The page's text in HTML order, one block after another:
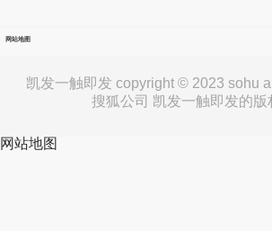
网站地图
凯发一触即发 copyright © 2023 sohu
搜狐公司 凯发一触即发的版
网站地图